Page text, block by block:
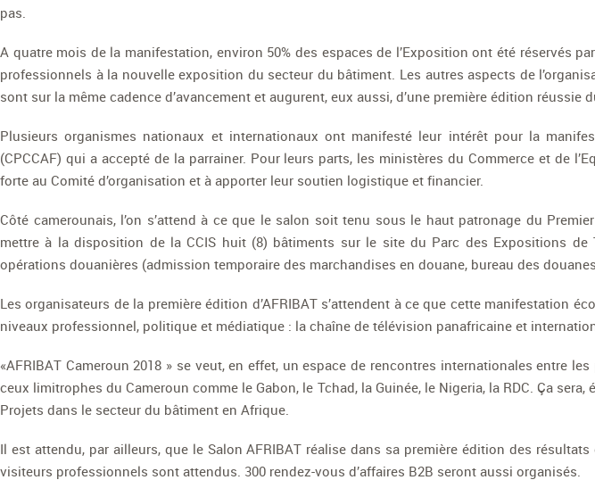
pas.
A quatre mois de la manifestation, environ 50% des espaces de l’Exposition ont été réservés
professionnels à la nouvelle exposition du secteur du bâtiment. Les autres aspects de
sont sur la même cadence d’avancement et augurent, eux aussi, d’une première édition réussie
Plusieurs organismes nationaux et internationaux ont manifesté leur intérêt pour la
(CPCCAF) qui a accepté de la parrainer. Pour leurs parts, les ministères du Commerce et de
forte au Comité d’organisation et à apporter leur soutien logistique et financier.
Côté camerounais, l’on s’attend à ce que le salon soit tenu sous le haut patronage du
mettre à la disposition de la CCIS huit (8) bâtiments sur le site du Parc des Expositions
opérations douanières (admission temporaire des marchandises en douane, bureau des
Les organisateurs de la première édition d’AFRIBAT s’attendent à ce que cette manifestation
niveaux professionnel, politique et médiatique : la chaîne de télévision panafricaine et
«AFRIBAT Cameroun 2018 » se veut, en effet, un espace de rencontres internationales entre
ceux limitrophes du Cameroun comme le Gabon, le Tchad, la Guinée, le Nigeria, la RDC. Ça
Projets dans le secteur du bâtiment en Afrique.
Il est attendu, par ailleurs, que le Salon AFRIBAT réalise dans sa première édition des
visiteurs professionnels sont attendus. 300 rendez-vous d’affaires B2B seront aussi organisés.